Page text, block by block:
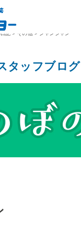
記 > その他 > シャンシャン
タッフブログ